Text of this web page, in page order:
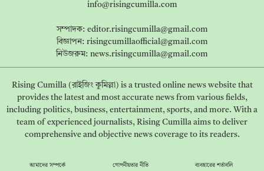
info@risingcumilla.com
সম্পাদক: editor.risingcumilla@gmail.com
বিজ্ঞাপন: risingcumillaofficial@gmail.com
নিউজরুম: news.risingcumilla@gmail.com
Rising Cumilla (রাইজিং কুমিল্লা) is a trusted online news website that
provides the latest and most accurate news from various fields,
including politics, business, entertainment, sports, and more. With a
team of experienced journalists, Rising Cumilla aims to deliver
comprehensive and objective news coverage to its readers.
আমাদের সম্পর্কে গোপনীয়তার নীতি ব্যবহারের শর্তাবলি